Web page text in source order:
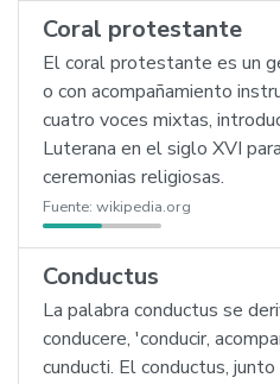
Coral protestante
El coral protestante es un
o con acompañamiento
cuatro voces mixtas,
Luterana en el siglo XVI
ceremonias religiosas.
Fuente: wikipedia.org
Conductus
La palabra conductus se
conducere, 'conducir,
cunducti. El conductus,